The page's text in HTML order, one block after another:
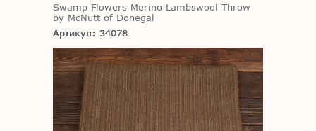
Swamp Flowers Merino Lambswool Throw
by McNutt of Donegal
Артикул: 34078